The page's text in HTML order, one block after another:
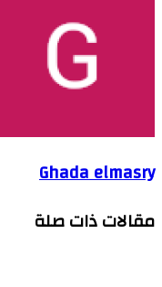
Ghada elmasry
مقالات ذات صلة